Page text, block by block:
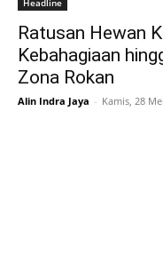
Headline
Ratusan Hewan
Kebahagiaan
Zona Rokan
Alin Indra Jaya - Kamis, 28